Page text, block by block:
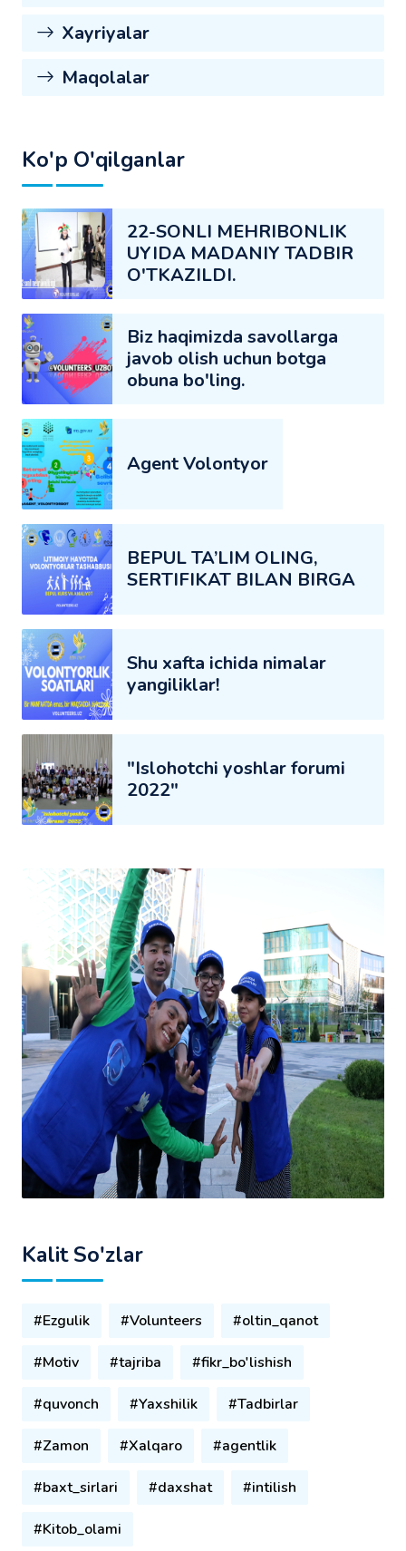
Xayriyalar
Maqolalar
Ko'p O'qilganlar
22-SONLI MEHRIBONLIK
UYIDA MADANIY TADBIR
O'TKAZILDI.
Biz haqimizda savollarga
javob olish uchun botga
obuna bo'ling.
Agent Volontyor
BEPUL TA’LIM OLING,
SERTIFIKAT BILAN BIRGA
Shu xafta ichida nimalar
yangiliklar!
"Islohotchi yoshlar forumi
2022"
Kalit So'zlar
#Ezgulik #Volunteers #oltin_qanot
#Motiv #tajriba #fikr_bo'lishish
#quvonch #Yaxshilik #Tadbirlar
#Zamon #Xalqaro #agentlik
#baxt_sirlari #daxshat #intilish
#Kitob_olami